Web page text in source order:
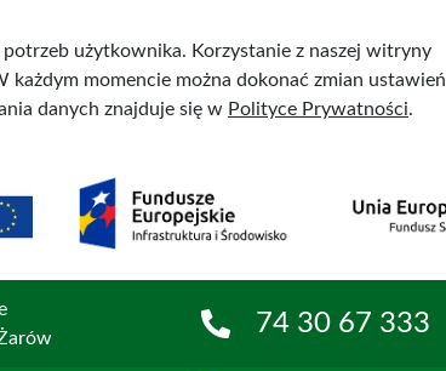
użytkownika. Korzystanie z naszej witryny
każdym momencie można dokonać zmian ustawień
danych znajduje się w Polityce Prywatności.
74 30 67 333